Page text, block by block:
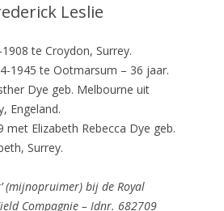
Leslie
te Croydon, Surrey.
1945 te Ootmarsum – 36 jaar.
Dye geb. Melbourne uit
Engeland.
met Elizabeth Rebecca Dye geb.
Surrey.
(mijnopruimer) bij de Royal
Compagnie – Idnr. 682709